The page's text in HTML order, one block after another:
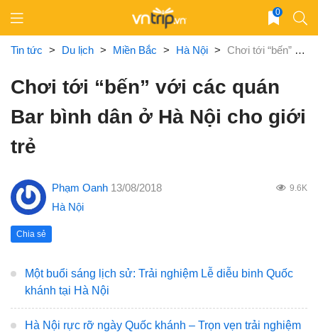
content
0
Tin tức > Du lịch > Miền Bắc > Hà Nội > Chơi tới “bến” với các quán Bar bình dân ở Hà Nội cho giới trẻ
Chơi tới “bến” với các quán
Bar bình dân ở Hà Nội cho giới
trẻ
Phạm Oanh 13/08/2018 9.6K
Hà Nội
Chia sẻ
Một buổi sáng lịch sử: Trải nghiệm Lễ diễu binh Quốc
khánh tại Hà Nội
Hà Nội rực rỡ ngày Quốc khánh – Trọn vẹn trải nghiệm